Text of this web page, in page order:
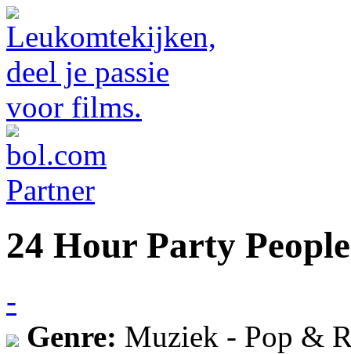
24 Hour Party People
-
Genre: Muziek - Pop &